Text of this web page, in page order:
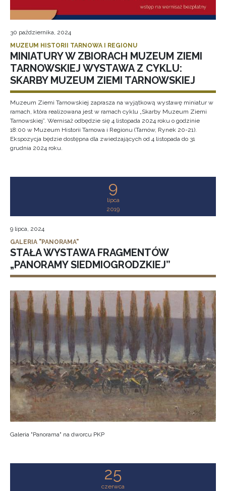
30 października, 2024
MUZEUM HISTORII TARNOWA I REGIONU
MINIATURY W ZBIORACH MUZEUM ZIEMI
TARNOWSKIEJ WYSTAWA Z CYKLU:
SKARBY MUZEUM ZIEMI TARNOWSKIEJ
Muzeum Ziemi Tarnowskiej zaprasza na wyjątkową wystawę miniatur w
ramach, która realizowana jest w ramach cyklu „Skarby Muzeum Ziemi
Tarnowskiej”. Wernisaż odbędzie się 4 listopada 2024 roku o godzinie
18:00 w Muzeum Historii Tarnowa i Regionu (Tarnów, Rynek 20-21).
Ekspozycja będzie dostępna dla zwiedzających od 4 listopada do 31
grudnia 2024 roku.
9
lipca
2019
9 lipca, 2024
GALERIA "PANORAMA"
STAŁA WYSTAWA FRAGMENTÓW
„PANORAMY SIEDMIOGRODZKIEJ”
Galeria "Panorama" na dworcu PKP
25
czerwca